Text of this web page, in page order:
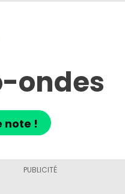
ondes
note !